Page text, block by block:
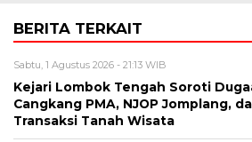
BERITA TERKAIT
Sabtu, 1 Agustus 2026 - 21:13 WIB
Kejari Lombok Tengah Soroti
Cangkang PMA, NJOP Jomplang,
Transaksi Tanah Wisata